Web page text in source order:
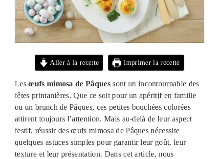
Aller à la recette Imprimer la recette
Lesœufs mimosa de Pâques sont un incontournable des
fêtes printanières. Que ce soit pour un apéritif en famille
ou un brunch de Pâques, ces petites bouchées colorées
attirent toujours l’attention. Mais au-delà de leur aspect
festif, réussir des œufs mimosa de Pâques nécessite
quelques astuces simples pour garantir leur goût, leur
texture et leur présentation. Dans cet article, nous